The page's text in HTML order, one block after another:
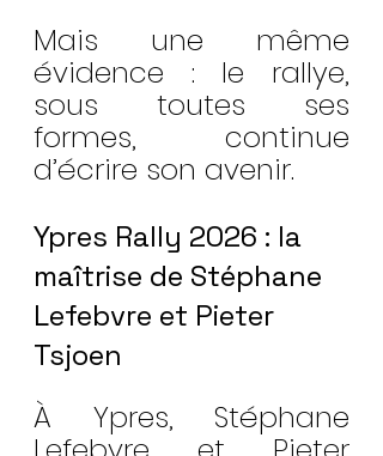
Mais une même
évidence : le rallye,
sous toutes ses
formes, continue
d’écrire son avenir.
Ypres Rally 2026 : la
maîtrise de Stéphane
Lefebvre et Pieter
Tsjoen
À Ypres, Stéphane